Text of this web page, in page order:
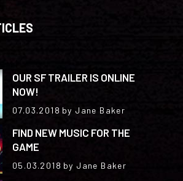
OUR SF TRAILER IS ONLINE
NOW!
07.03.2018 by Jane Baker
FIND NEW MUSIC FOR THE
GAME
05.03.2018 by Jane Baker